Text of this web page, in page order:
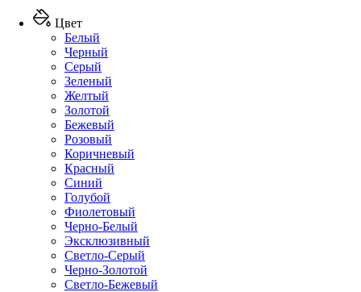
Цвет
Белый
Черный
Серый
Зеленый
Желтый
Золотой
Бежевый
Розовый
Коричневый
Красный
Синий
Голубой
Фиолетовый
Черно-Белый
Эксклюзивный
Светло-Серый
Черно-Золотой
Светло-Бежевый